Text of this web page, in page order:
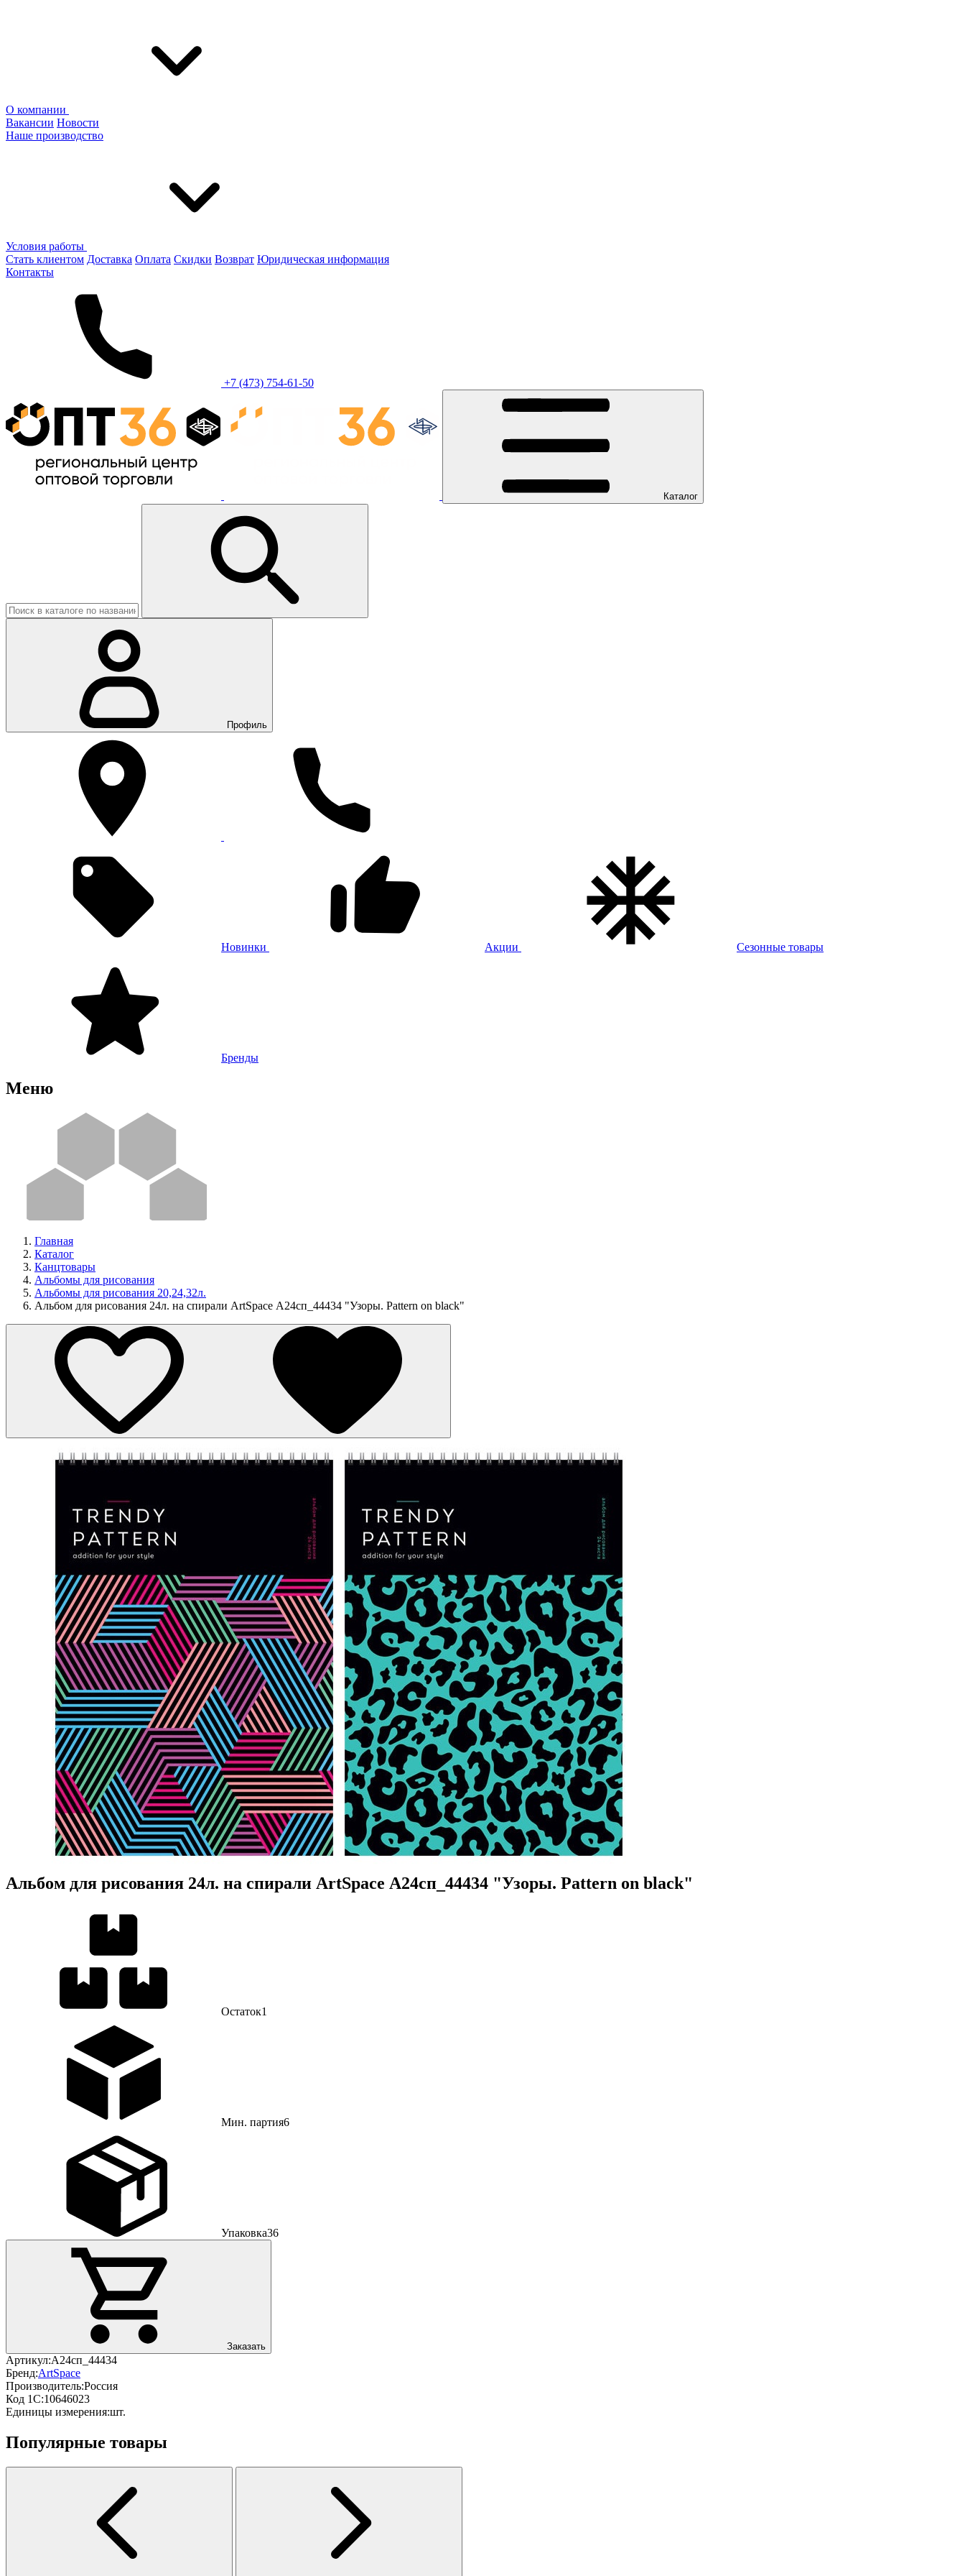
О компании
Вакансии Новости
Наше производство
Условия работы
Стать клиентом Доставка Оплата Скидки Возврат Юридическая информация
Контакты
+7 (473) 754-61-50
Каталог
Профиль
Новинки Акции Сезонные товары
Бренды
Меню
Главная
Каталог
Канцтовары
Альбомы для рисования
Альбомы для рисования 20,24,32л.
Альбом для рисования 24л. на спирали ArtSpace А24сп_44434 "Узоры. Pattern on black"
Альбом для рисования 24л. на спирали ArtSpace А24сп_44434 "Узоры. Pattern on black"
Остаток1
Мин. партия6
Упаковка36
Заказать
Артикул:А24сп_44434
Бренд:ArtSpace
Производитель:Россия
Код 1С:10646023
Единицы измерения:шт.
Популярные товары